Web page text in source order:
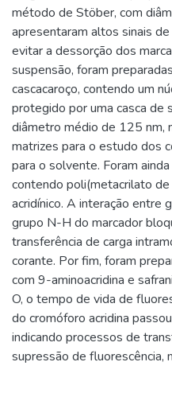
método de Stöber, com
apresentaram altos sinais
evitar a dessorção dos
suspensão, foram
cascacaroço, contendo um
protegido por uma casca de
diâmetro médio de 125 nm,
matrizes para o estudo dos
para o solvente. Foram
contendo poli(metacrilato
acridínico. A interação entre
grupo N-H do marcador
transferência de carga
corante. Por fim, foram
com 9-aminoacridina e
O, o tempo de vida de
do cromóforo acridina
indicando processos de
supressão de fluorescência,